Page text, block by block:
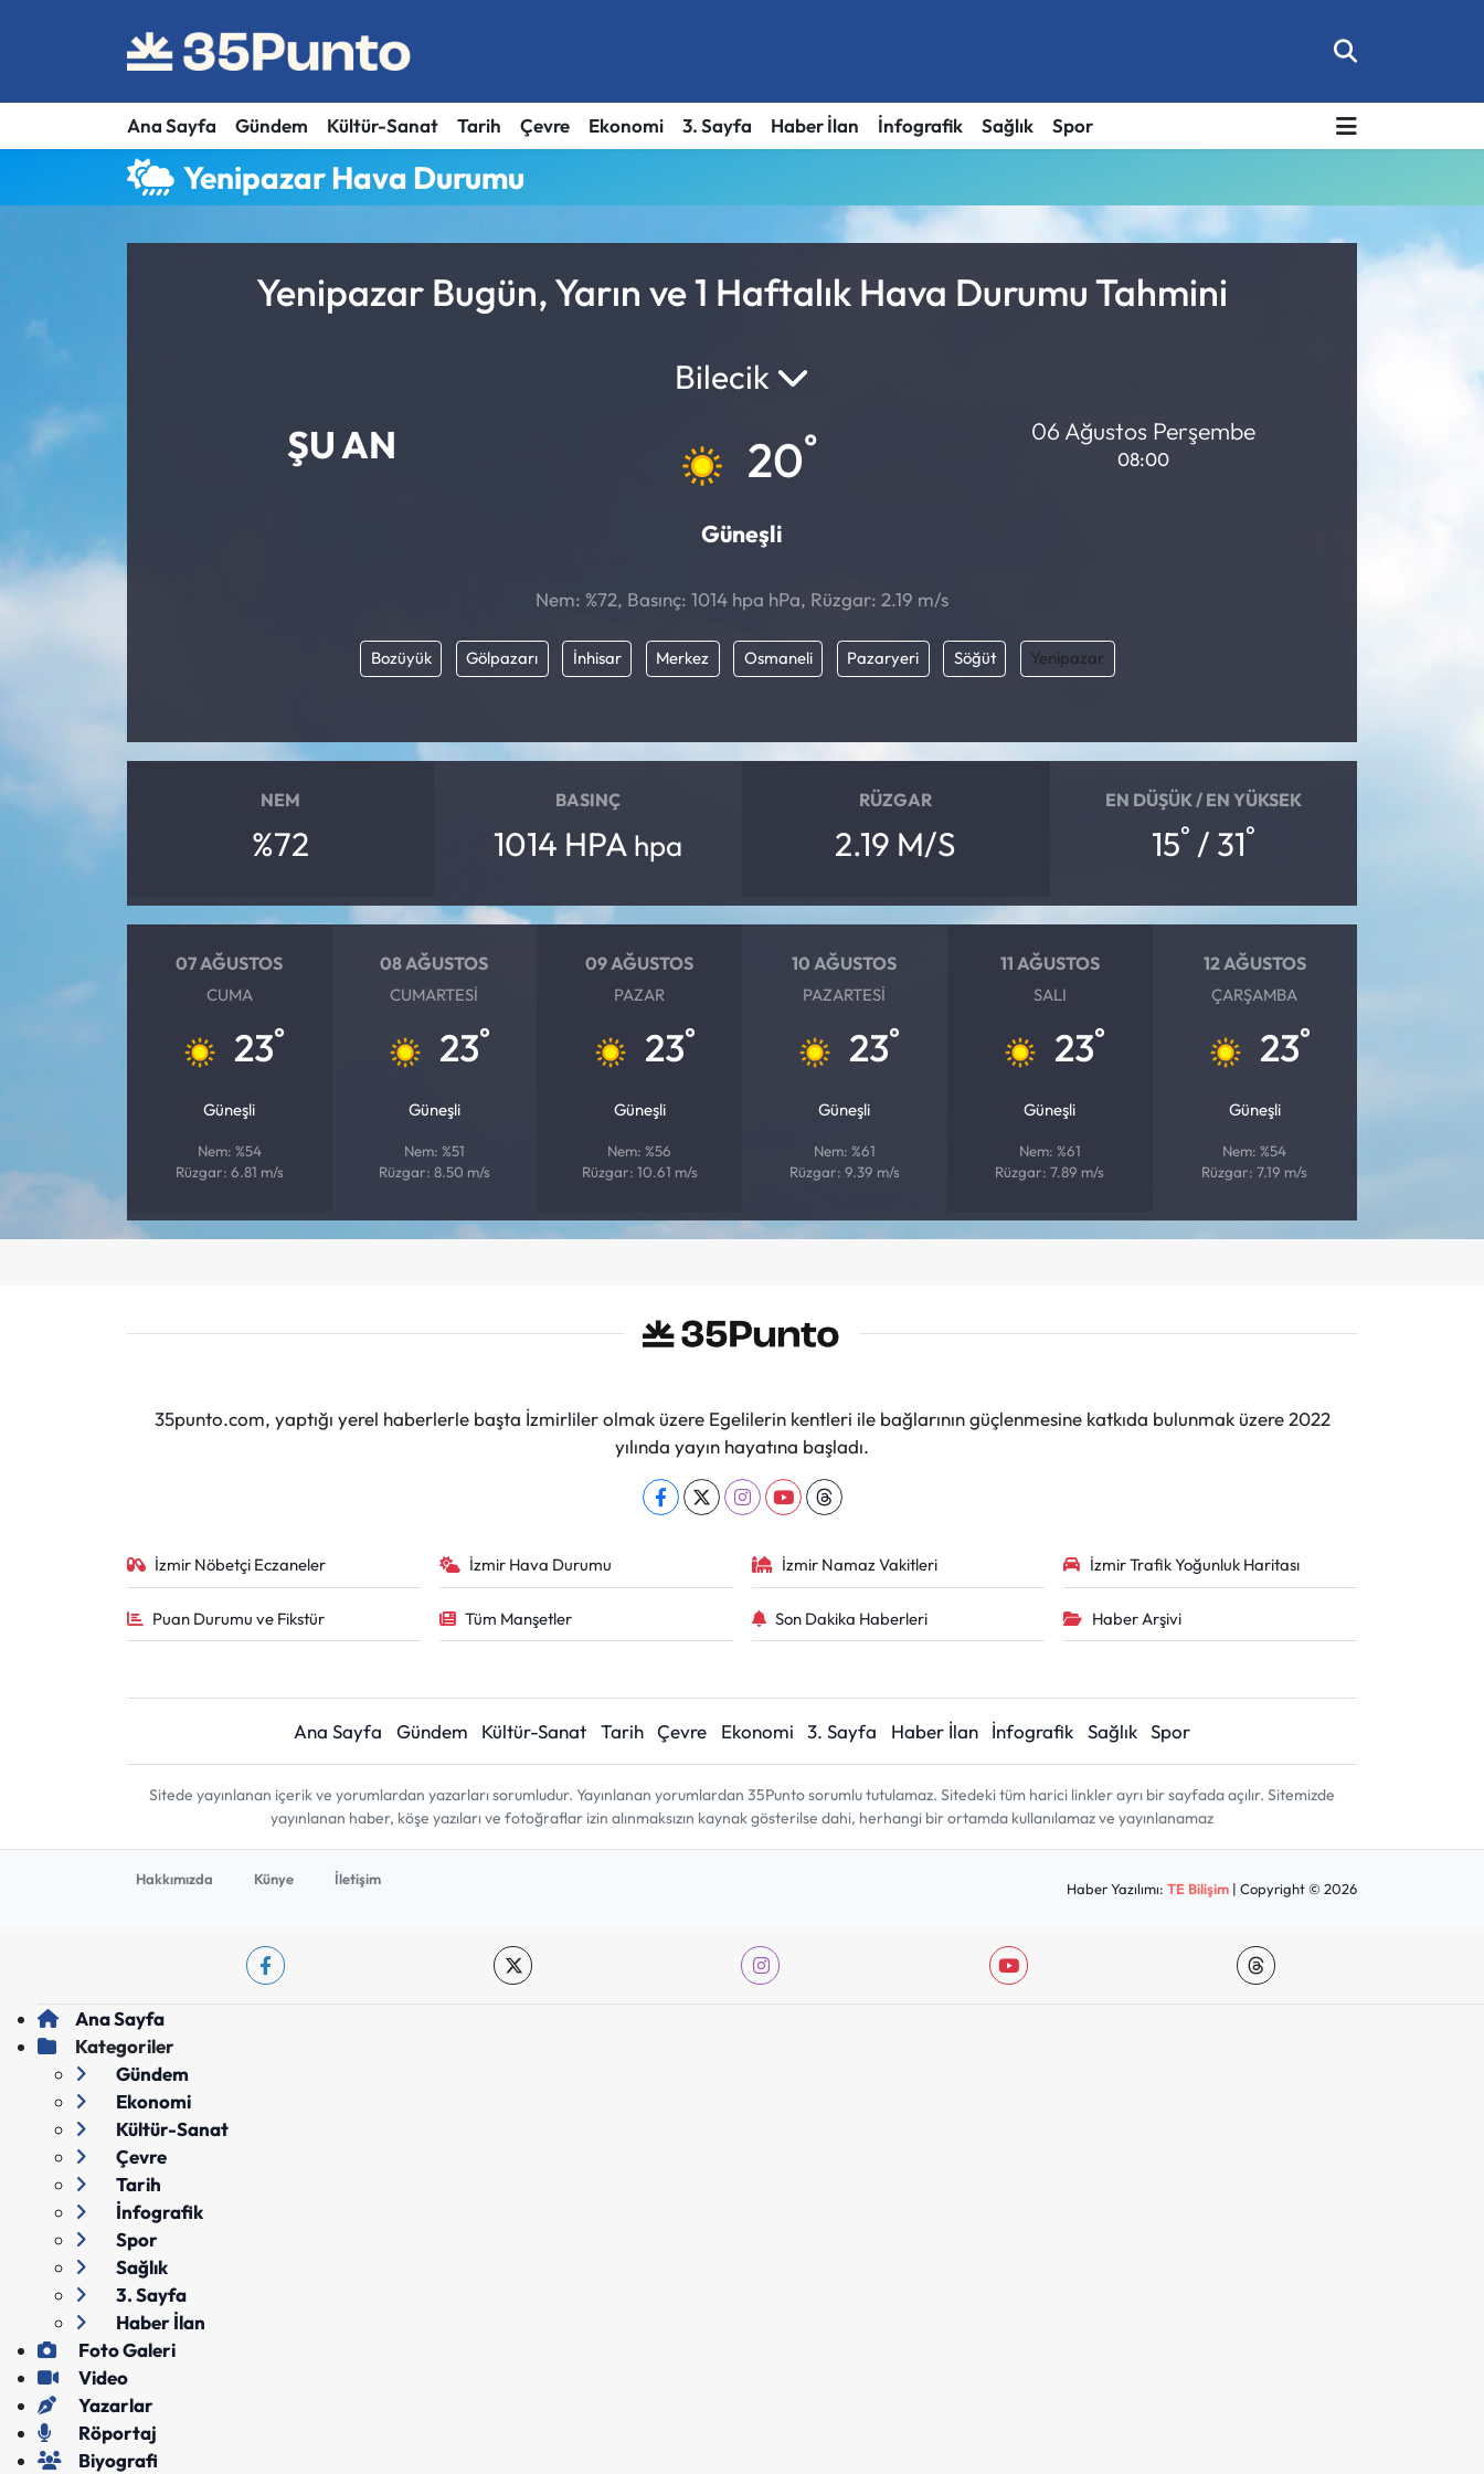
Ana Sayfa Gündem Kültür-Sanat Tarih Çevre Ekonomi 3. Sayfa Haber İlan İnfografik Sağlık Spor
Yenipazar Hava Durumu
Yenipazar Bugün, Yarın ve 1 Haftalık Hava Durumu Tahmini
ŞU AN
Bilecik
20°
Güneşli
06 Ağustos Perşembe
08:00
Nem: %72, Basınç: 1014 hpa hPa, Rüzgar: 2.19 m/s
Bozüyük Gölpazarı İnhisar Merkez Osmaneli Pazaryeri Söğüt Yenipazar
NEM
%72
BASINÇ
1014 HPA hpa
RÜZGAR
2.19 M/S
EN DÜŞÜK / EN YÜKSEK
15° / 31°
07 AĞUSTOS
CUMA
23°
Güneşli
Nem: %54
Rüzgar: 6.81 m/s
08 AĞUSTOS
CUMARTESI
23°
Güneşli
Nem: %51
Rüzgar: 8.50 m/s
09 AĞUSTOS
PAZAR
23°
Güneşli
Nem: %56
Rüzgar: 10.61 m/s
10 AĞUSTOS
PAZARTESI
23°
Güneşli
Nem: %61
Rüzgar: 9.39 m/s
11 AĞUSTOS
SALI
23°
Güneşli
Nem: %61
Rüzgar: 7.89 m/s
12 AĞUSTOS
ÇARŞAMBA
23°
Güneşli
Nem: %54
Rüzgar: 7.19 m/s
35punto.com, yaptığı yerel haberlerle başta İzmirliler olmak üzere Egelilerin kentleri ile bağlarının güçlenmesine katkıda bulunmak üzere 2022
yılında yayın hayatına başladı.
İzmir Nöbetçi Eczaneler İzmir Hava Durumu İzmir Namaz Vakitleri İzmir Trafik Yoğunluk Haritası
Puan Durumu ve Fikstür Tüm Manşetler Son Dakika Haberleri Haber Arşivi
Ana Sayfa Gündem Kültür-Sanat Tarih Çevre Ekonomi 3. Sayfa Haber İlan İnfografik Sağlık Spor
Sitede yayınlanan içerik ve yorumlardan yazarları sorumludur. Yayınlanan yorumlardan 35Punto sorumlu tutulamaz. Sitedeki tüm harici linkler ayrı bir sayfada açılır. Sitemizde
yayınlanan haber, köşe yazıları ve fotoğraflar izin alınmaksızın kaynak gösterilse dahi, herhangi bir ortamda kullanılamaz ve yayınlanamaz
Hakkımızda Künye İletişim
Haber Yazılımı:TE Bilişim | Copyright © 2026
Ana Sayfa
Kategoriler
Gündem
Ekonomi
Kültür-Sanat
Çevre
Tarih
İnfografik
Spor
Sağlık
3. Sayfa
Haber İlan
Foto Galeri
Video
Yazarlar
Röportaj
Biyografi